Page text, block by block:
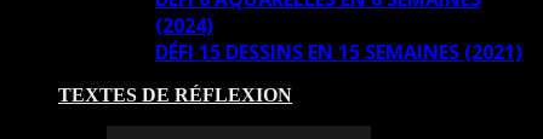
(2024)
DÉFI 15 DESSINS EN 15 SEMAINES (2021)
TEXTES DE RÉFLEXION